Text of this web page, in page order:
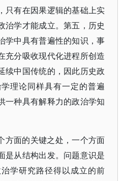
只有在因果逻辑的基础上实
治学才能成立。第五，历史
学中具有普遍性的知识，事
充分吸收现代化进程所创造
续中国传统的，因此历史政
理论同样具有一定的普遍
一种具有解释力的政治学知
方面的关键之处，一个方面
是从结构出发。问题意识是
学研究路径得以成立的前